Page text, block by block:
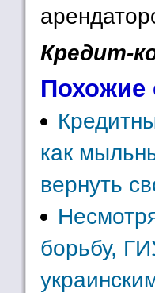
Кредит-
Похожие
как
вернуть
борьбу,